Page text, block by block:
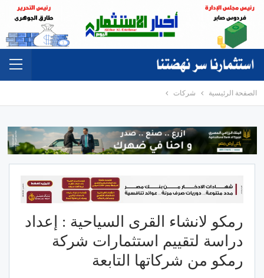
الصفحة الرئيسية شركات
رمكو لانشاء القرى السياحية : إعداد
دراسة لتقييم استثمارات شركة
رمكو من شركاتها التابعة